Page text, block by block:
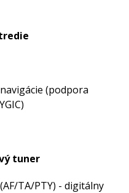
(podpora
tuner
TA/PTY) - digitálny